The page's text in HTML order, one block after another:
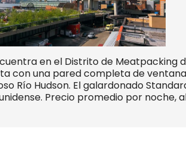
en el Distrito de Meatpacking
con una pared completa de
Río Hudson. El galardonado
Precio promedio por noche,